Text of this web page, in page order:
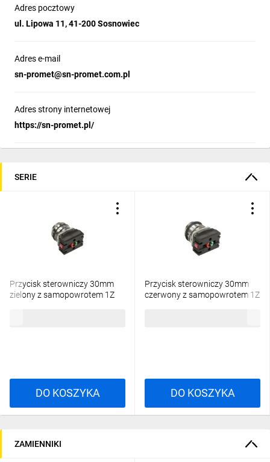
Adres pocztowy
ul. Lipowa 11, 41-200 Sosnowiec
Adres e-mail
sn-promet@sn-promet.com.pl
Adres strony internetowej
https://sn-promet.pl/
SERIE
Przycisk sterowniczy 30mm
zielony z samopowrotem 1Z
DO KOSZYKA
Przycisk sterowniczy 30mm
czerwony z samopowrotem 1Z
DO KOSZYKA
ZAMIENNIKI